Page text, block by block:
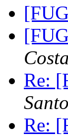
Costa
Re:
Re: